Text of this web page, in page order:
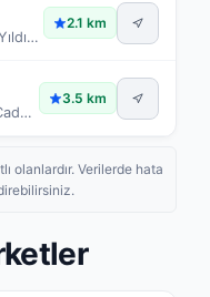
Fatih Mahallesi Şehit Üstteğmen Efkan Yıldırım Caddesi No:22 22100
2.1 km
Koca Sinan Mahallesi Muammer Aksoy Caddesi No:20 22100
3.5 km
olanlardır. Verilerde hata